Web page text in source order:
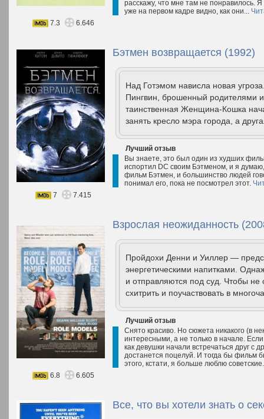
расскажу, что мне там не понравилось.
уже на первом кадре видно, как они...
7.3
6.646
Бэтмен возвращается (1992)
Над Готэмом нависла новая
Пингвин, брошенный родителями
таинственная Женщина-Кошка
занять кресло мэра города, а
Лучший отзыв
Вы знаете, это был один из худших
испортил DC своим Бэтменом, и я
фильм Бэтмен, и большинство людей
понимал его, пока не посмотрел этот.
7
7.415
Взрослая неожиданность
Пройдохи Денни и Уиллер —
энергетическими напитками.
и отправляются под суд. Чтобы
схитрить и поучаствовать в
Лучший отзыв
Снято красиво. Но сюжета никакого (в
интересными, а не только в начале.
как девушки начали встречаться друг с
достанется поцелуй. И тогда бы фильм
этого, кстати, я больше люблю
6.8
6.605
Все, что вы хотели знать о